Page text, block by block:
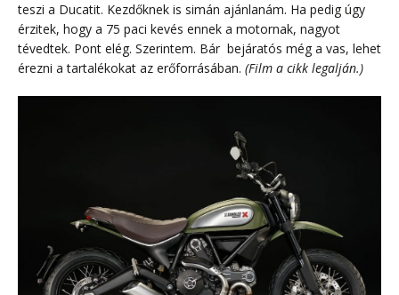
teszi a Ducatit. Kezdőknek is simán ajánlanám. Ha pedig úgy
érzitek, hogy a 75 paci kevés ennek a motornak, nagyot
tévedtek. Pont elég. Szerintem. Bár bejáratós még a vas, lehet
érezni a tartalékokat az erőforrásában. (Film a cikk legalján.)